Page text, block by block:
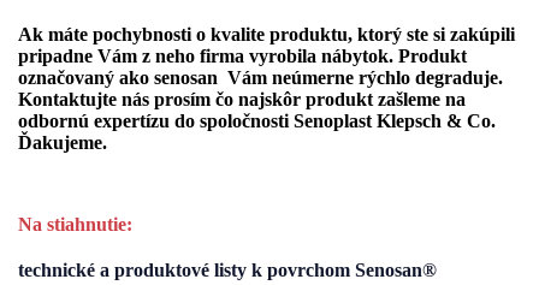
Ak máte pochybnosti o kvalite produktu, ktorý ste si zakúpili
pripadne Vám z neho firma vyrobila nábytok. Produkt
označovaný ako senosan Vám neúmerne rýchlo degraduje.
Kontaktujte nás prosím čo najskôr produkt zašleme na
odbornú expertízu do spoločnosti Senoplast Klepsch & Co.
Ďakujeme.
Na stiahnutie:
technické a produktové listy k povrchom Senosan®